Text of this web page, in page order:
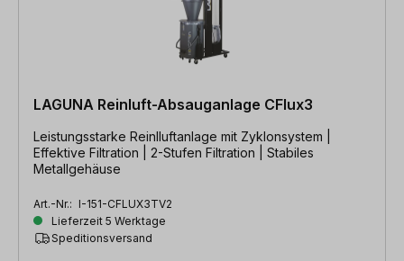
LAGUNA Reinluft-Absauganlage CFlux3
Leistungsstarke Reinlluftanlage mit Zyklonsystem |
Effektive Filtration | 2-Stufen Filtration | Stabiles
Metallgehäuse
Art.-Nr.: I-151-CFLUX3TV2
Lieferzeit 5 Werktage
Speditionsversand